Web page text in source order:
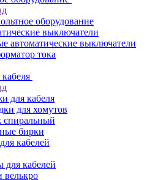
оборудование
выключатели
автоматические выключатели
тока
для кабеля
для хомутов
спиральный
бирки
кабелей
для кабелей
велькро